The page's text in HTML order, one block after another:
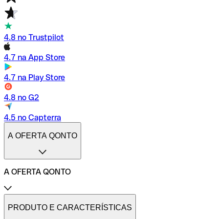
4.8 no Trustpilot
4.7 na App Store
4.7 na Play Store
4.8 no G2
4.5 no Capterra
A OFERTA QONTO
A OFERTA QONTO
Tarifas
Conta profissional online
PRODUTO E CARACTERÍSTICAS